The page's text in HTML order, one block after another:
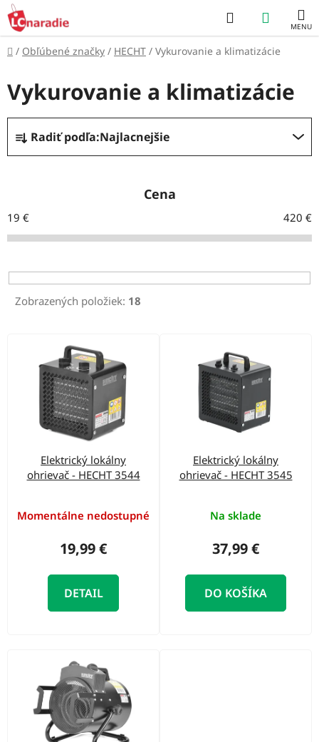
Prejsť
na
obsah
Hľadať
KOŠÍK
Domov
/ Obľúbené značky / HECHT / Vykurovanie a klimatizácie
Vykurovanie a klimatizácie
R
a
n
i
p
r
Radiť podľa:Najlacnejšie
Cena
19 € 420 €
Zobrazených položiek: 18
d
Elektrický lokálny
ohrievač - HECHT 3544
Momentálne nedostupné
19,99 €
DETAIL
Elektrický lokálny
ohrievač - HECHT 3545
Na sklade
37,99 €
DO KOŠÍKA